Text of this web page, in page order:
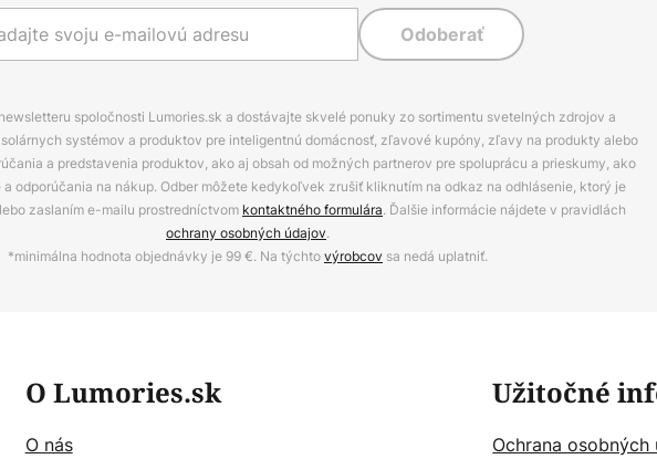
Odoberať
spoločnosti Lumories.sk a dostávajte skvelé ponuky zo sortimentu svetelných zdrojov a
systémov a produktov pre inteligentnú domácnosť, zľavové kupóny, zľavy na produkty alebo
a predstavenia produktov, ako aj obsah od možných partnerov pre spoluprácu a prieskumy, ako
odporúčania na nákup. Odber môžete kedykoľvek zrušiť kliknutím na odkaz na odhlásenie, ktorý je
zaslaním e-mailu prostredníctvom kontaktného formulára. Ďalšie informácie nájdete v pravidlách
ochrany osobných údajov.
*minimálna hodnota objednávky je 99 €. Na týchtovýrobcov sa nedá uplatniť.
O Lumories.sk
O nás
Užitočné
Ochrana osobných